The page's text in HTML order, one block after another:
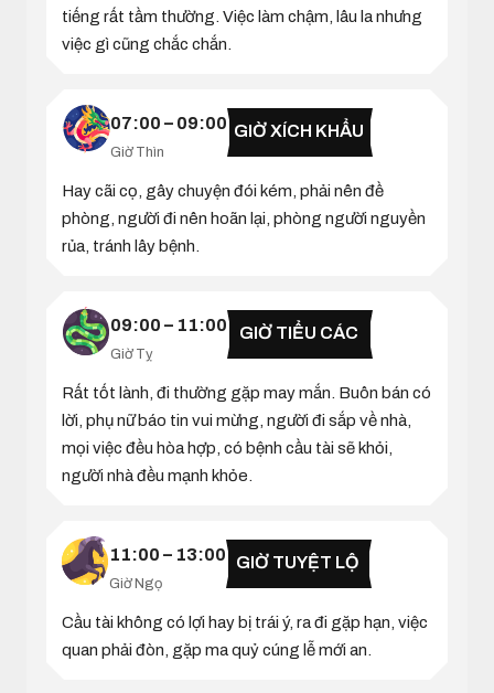
tiếng rất tầm thường. Việc làm chậm, lâu la nhưng
việc gì cũng chắc chắn.
07:00 – 09:00
Giờ Thìn
GIỜ XÍCH KHẨU
Hay cãi cọ, gây chuyện đói kém, phải nên đề
phòng, người đi nên hoãn lại, phòng người nguyền
rủa, tránh lây bệnh.
09:00 – 11:00
Giờ Tỵ
GIỜ TIỂU CÁC
Rất tốt lành, đi thường gặp may mắn. Buôn bán có
lời, phụ nữ báo tin vui mừng, người đi sắp về nhà,
mọi việc đều hòa hợp, có bệnh cầu tài sẽ khỏi,
người nhà đều mạnh khỏe.
11:00 – 13:00
Giờ Ngọ
GIỜ TUYỆT LỘ
Cầu tài không có lợi hay bị trái ý, ra đi gặp hạn, việc
quan phải đòn, gặp ma quỷ cúng lễ mới an.